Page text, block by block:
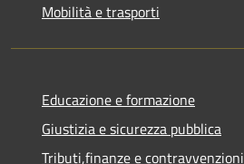
Mobilità e trasporti
Educazione e formazione
Giustizia e sicurezza pubblica
Tributi,finanze e contravvenzioni